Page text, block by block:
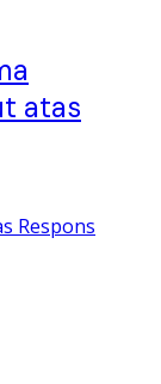
atas
Respons